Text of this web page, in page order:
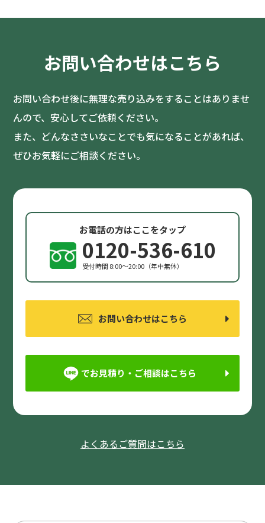
お問い合わせはこちら
お問い合わせ後に無理な売り込みをすることはありませ
んので、安心してご依頼ください。
また、どんなささいなことでも気になることがあれば、
ぜひお気軽にご相談ください。
お電話の方はここをタップ
0120-536-610
受付時間 8:00〜20:00（年中無休）
お問い合わせはこちら
でお見積り・ご相談はこちら
よくあるご質問はこちら